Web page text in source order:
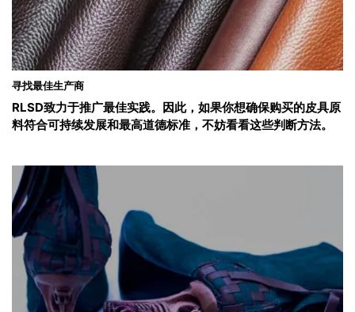
寻找最佳生产商
RLSD致力于推广最佳实践。因此，如果你想确保购买的皮具原
料符合可持续发展和最高道德标准，不妨看看这些判断方法。